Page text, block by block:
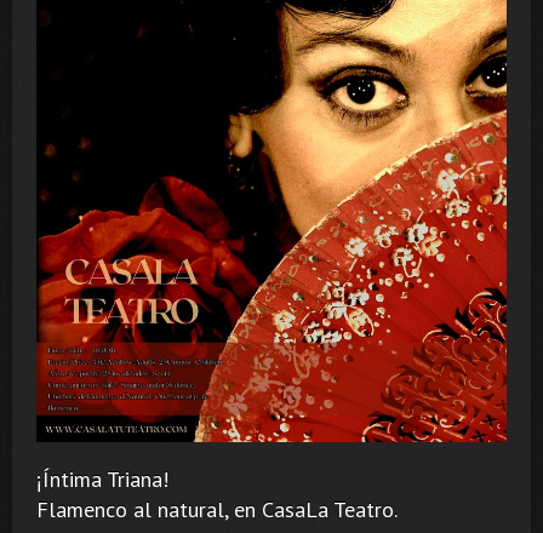
¡Íntima Triana!
Flamenco al natural, en CasaLa Teatro.